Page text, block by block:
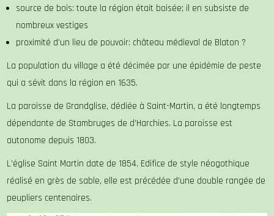
source de bois: toute la région était boisée; il en subsiste de
nombreux vestiges
proximité d’un lieu de pouvoir: château médieval de Blaton ?
La population du village a été décimée par une épidémie de peste
qui a sévit dans la région en 1635.
La paroisse de Grandglise, dédiée à Saint-Martin, a été longtemps
dépendante de Stambruges de d’Harchies. La paroisse est
autonome depuis 1803.
L’église Saint Martin date de 1854. Edifice de style néogothique
réalisé en grès de sable, elle est précédée d’une double rangée de
peupliers centenaires.